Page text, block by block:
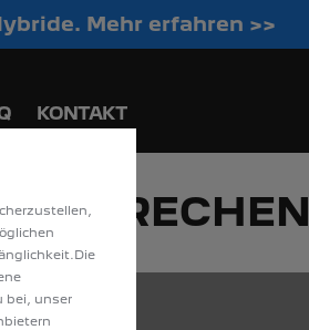
Mehr erfahren >>
entdecken!
KONTAKT
IN FRECHEN
bei, unser